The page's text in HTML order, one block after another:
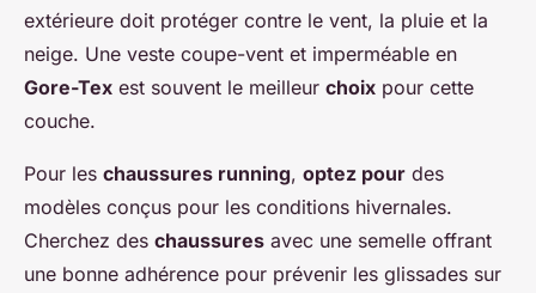
extérieure doit protéger contre le vent, la pluie et la
neige. Une veste coupe-vent et imperméable en
Gore-Tex est souvent le meilleur choix pour cette
couche.
Pour les chaussures running, optez pour des
modèles conçus pour les conditions hivernales.
Cherchez des chaussures avec une semelle offrant
une bonne adhérence pour prévenir les glissades sur